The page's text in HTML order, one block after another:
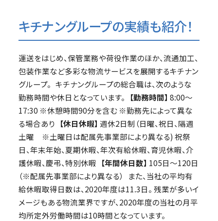
キチナングループの実績も紹介！
運送をはじめ、保管業務や荷役作業のほか、流通加工、
包装作業など多彩な物流サービスを展開するキチナン
グループ。 キチナングループの総合職は、次のような
勤務時間や休日となっています。
【勤務時間】 8:00～
17:30 ※休憩時間90分を含む ※勤務先によって異な
る場合あり 【休日休暇】 週休2日制（日曜、祝日、隔週
土曜 ※土曜日は配属先事業部により異なる) 祝祭
日、年末年始、夏期休暇、年次有給休暇、育児休暇、介
護休暇、慶弔、特別休暇
【年間休日数】 105日〜120日
（※配属先事業部により異なる） また、当社の平均有
給休暇取得日数は、2020年度は11.3日。 残業が多いイ
メージもある物流業界ですが、2020年度の当社の月平
均所定外労働時間は10時間となっています。